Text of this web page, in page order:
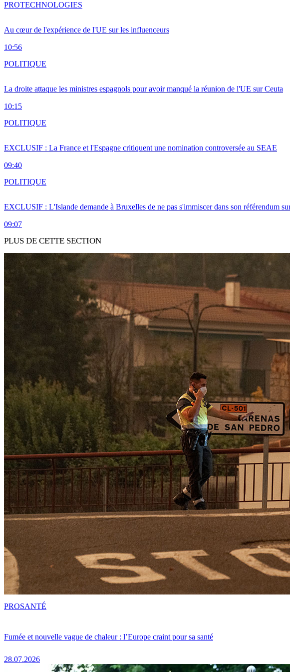
Au cœur de l'expérience de l'UE sur les influenceurs
10:56
PROTECHNOLOGIES
La droite attaque les ministres espagnols pour avoir manqué la réunion de l'UE sur Ceuta
10:15
POLITIQUE
EXCLUSIF : La France et l'Espagne critiquent une nomination controversée au SEAE
09:40
POLITIQUE
EXCLUSIF : L'Islande demande à Bruxelles de ne pas s'immiscer dans son référendum
09:07
POLITIQUE
PLUS DE CETTE SECTION
Fumée et nouvelle vague de chaleur : l’Europe craint pour sa santé
28.07.2026
PROSANTÉ